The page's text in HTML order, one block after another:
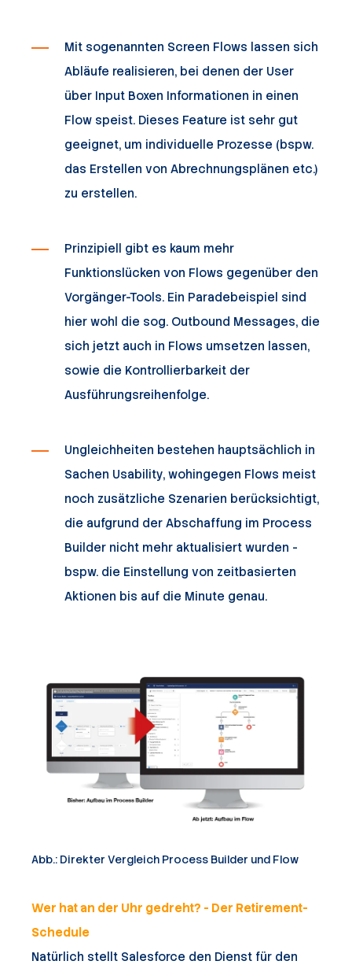
Mit sogenannten Screen Flows lassen sich
Abläufe realisieren, bei denen der User
über Input Boxen Informationen in einen
Flow speist. Dieses Feature ist sehr gut
geeignet, um individuelle Prozesse (bspw.
das Erstellen von Abrechnungsplänen etc.)
zu erstellen.
Prinzipiell gibt es kaum mehr
Funktionslücken von Flows gegenüber den
Vorgänger-Tools. Ein Paradebeispiel sind
hier wohl die sog. Outbound Messages, die
sich jetzt auch in Flows umsetzen lassen,
sowie die Kontrollierbarkeit der
Ausführungsreihenfolge.
Ungleichheiten bestehen hauptsächlich in
Sachen Usability, wohingegen Flows meist
noch zusätzliche Szenarien berücksichtigt,
die aufgrund der Abschaffung im Process
Builder nicht mehr aktualisiert wurden -
bspw. die Einstellung von zeitbasierten
Aktionen bis auf die Minute genau.
Abb.: Direkter Vergleich Process Builder und Flow
Wer hat an der Uhr gedreht? - Der Retirement-
Schedule
Natürlich stellt Salesforce den Dienst für den